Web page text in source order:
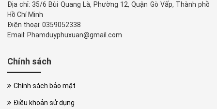
Địa chỉ: 35/6 Bùi Quang Là, Phường 12, Quận Gò Vấp, Thành phồ
Hồ Chí Minh
Điện thoại: 0359052338
Email: Phamduyphuxuan@gmail.com
Chính sách
Chính sách bảo mật
Điều khoản sử dụng